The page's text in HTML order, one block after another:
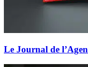
Le Journal de